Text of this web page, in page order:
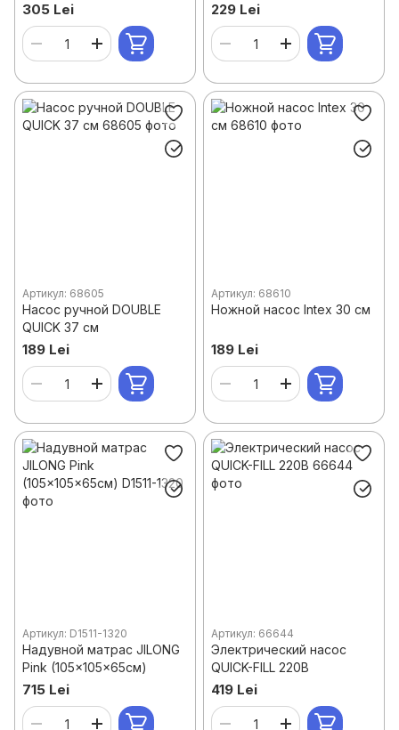
305 Lei 229 Lei
Артикул: 68605
Насос ручной DOUBLE
QUICK 37 см
189 Lei
Артикул: 68610
Ножной насос Intex 30 см
189 Lei
Артикул: D1511-1320
Надувной матрас JILONG
Pink (105x105x65см)
715 Lei
Артикул: 66644
Электрический насос
QUICK-FILL 220В
419 Lei